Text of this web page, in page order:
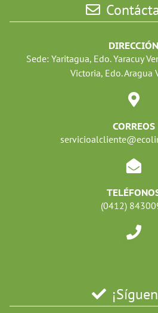
DIRECCIÓN
Sede: Yaritagua, Edo. Yaracuy
Victoria, Edo. Aragua
CORREOS
(0412)